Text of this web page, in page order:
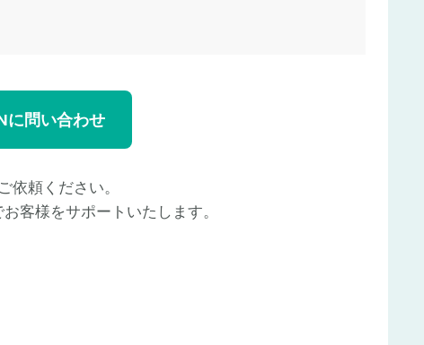
に問い合わせ
依頼ください。
客様をサポートいたします。